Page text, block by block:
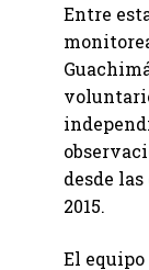
Entre
desde
2015.
El equipo